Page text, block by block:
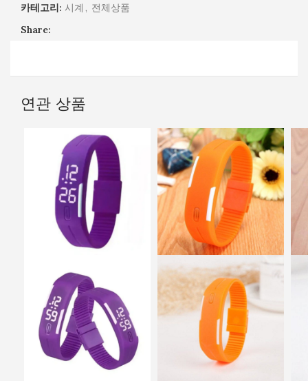
카테고리: 시계 , 전체상품
Share:
연관 상품